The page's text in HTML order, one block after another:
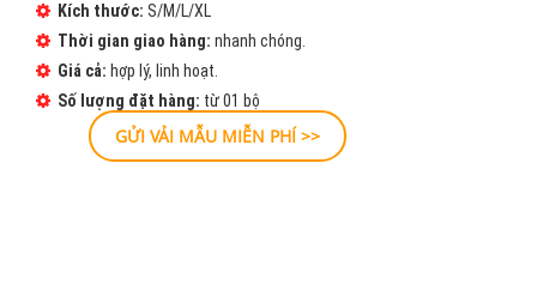
Kích thước: S/M/L/XL
Thời gian giao hàng: nhanh chóng.
Giá cả: hợp lý, linh hoạt.
Số lượng đặt hàng: từ 01 bộ
GỬI VẢI MẪU MIỄN PHÍ >>